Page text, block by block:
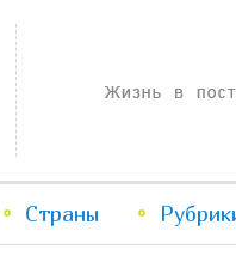
Жизнь в постоянном
Страны